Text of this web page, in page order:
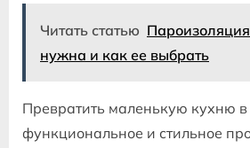
Читать статью
нужна и как ее выбрать
Превратить маленькую кухню
функциональное и стильное